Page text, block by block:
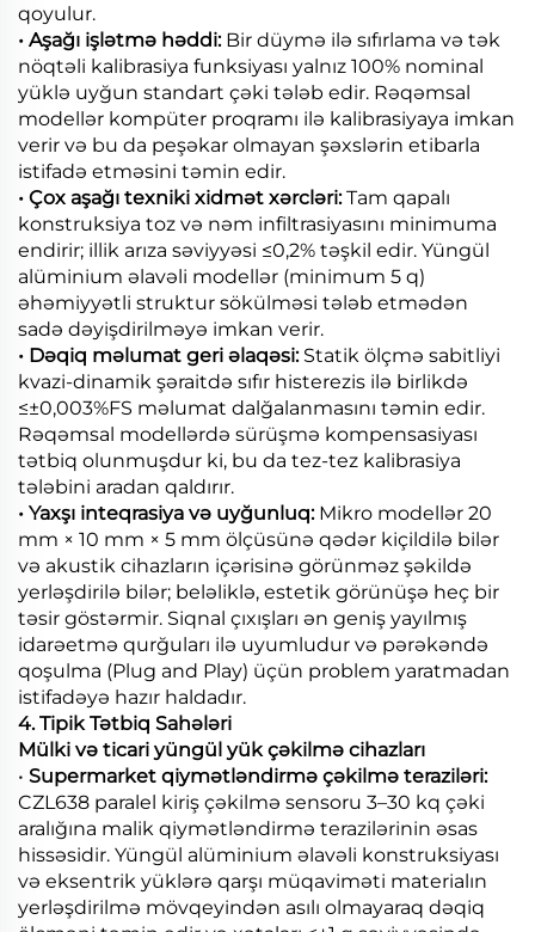
qoyulur.
• Aşağı işlətmə həddi: Bir düymə ilə sıfırlama və tək
nöqtəli kalibrasiya funksiyası yalnız 100% nominal
yüklə uyğun standart çəki tələb edir. Rəqəmsal
modellər kompüter proqramı ilə kalibrasiyaya imkan
verir və bu da peşəkar olmayan şəxslərin etibarla
istifadə etməsini təmin edir.
• Çox aşağı texniki xidmət xərcləri:Tam qapalı
konstruksiya toz və nəm infiltrasiyasını minimuma
endirir; illik arıza səviyyəsi ≤0,2% təşkil edir. Yüngül
alüminium əlavəli modellər (minimum 5 q)
əhəmiyyətli struktur sökülməsi tələb etmədən
sadə dəyişdirilməyə imkan verir.
• Dəqiq məlumat geri əlaqəsi: Statik ölçmə sabitliyi
kvazi-dinamik şəraitdə sıfır histerezis ilə birlikdə
≤±0,003%FS məlumat dalğalanmasını təmin edir.
Rəqəmsal modellərdə sürüşmə kompensasiyası
tətbiq olunmuşdur ki, bu da tez-tez kalibrasiya
tələbini aradan qaldırır.
• Yaxşı inteqrasiya və uyğunluq: Mikro modellər 20
mm × 10 mm × 5 mm ölçüsünə qədər kiçildilə bilər
və akustik cihazların içərisinə görünməz şəkildə
yerləşdirilə bilər; beləliklə, estetik görünüşə heç bir
təsir göstərmir. Siqnal çıxışları ən geniş yayılmış
idarəetmə qurğuları ilə uyumludur və pərəkəndə
qoşulma (Plug and Play) üçün problem yaratmadan
istifadəyə hazır haldadır.
4. Tipik Tətbiq Sahələri
Mülki və ticari yüngül yük çəkilmə cihazları
• Supermarket qiymətləndirmə çəkilmə teraziləri:
CZL638 paralel kiriş çəkilmə sensoru 3–30 kq çəki
aralığına malik qiymətləndirmə terazilərinin əsas
hissəsidir. Yüngül alüminium əlavəli konstruksiyası
və eksentrik yüklərə qarşı müqaviməti materialın
yerləşdirilmə mövqeyindən asılı olmayaraq dəqiq